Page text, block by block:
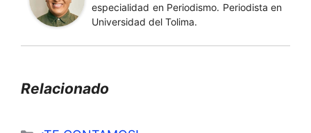
especialidad en Periodismo. Periodista en
Universidad del Tolima.
Relacionado